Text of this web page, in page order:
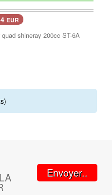
EUR
shineray 200cc ST-6A
Envoyer..